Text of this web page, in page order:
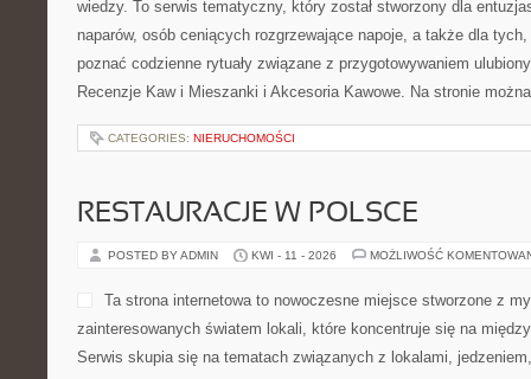
wiedzy. To serwis tematyczny, który został stworzony dla
naparów, osób ceniących rozgrzewające napoje, a także dla
poznać codzienne rytuały związane z przygotowywaniem
Recenzje Kaw i Mieszanki i Akcesoria Kawowe. Na stronie
CATEGORIES: NIERUCHOMOŚCI
RESTAURACJE W POLSCE
POSTED BY ADMIN KWI - 11 - 2026 MOŻLIWOŚĆ
Ta strona internetowa to nowoczesne miejsce stworzone z
zainteresowanych światem lokali, które koncentruje się na
Serwis skupia się na tematach związanych z lokalami,